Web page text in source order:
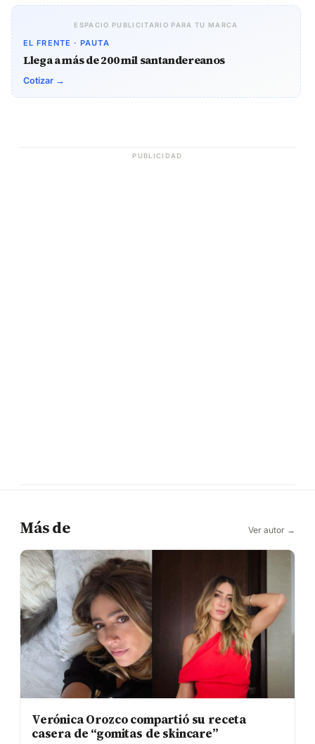
ESPACIO PUBLICITARIO PARA TU MARCA
EL FRENTE · PAUTA
Llega a más de 200 mil santandereanos
Cotizar →
PUBLICIDAD
Más de Ver autor →
Verónica Orozco compartió su receta
casera de “gomitas de skincare”